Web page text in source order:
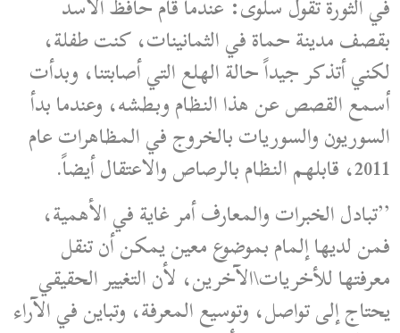
في الثورة تقول سلوى: عندما قام حافظ الأسد
بقصف مدينة حماة في الثمانينات، كنت طفلة،
لكني أتذكر جيداً حالة الهلع التي أصابتنا، وبدأت
أسمع القصص عن هذا النظام وبطشه، وعندما بدأ
السوريون والسوريات بالخروج في المظاهرات عام
2011، قابلهم النظام بالرصاص والاعتقال أيضاً.
’’تبادل الخبرات والمعارف أمر غاية في الأهمية،
فمن لديها إلمام بموضوع معين يمكن أن تنقل
معرفتها للأخريات\الآخرين، لأن التغيير الحقيقي
يحتاج إلى تواصل، وتوسيع المعرفة، وتباين في الآراء